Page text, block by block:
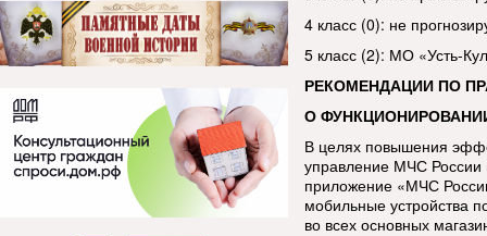
4 класс (0): не
5 класс (2): МО «Усть-
РЕКОМЕНДАЦИИ ПО
О
В целях повышения
управление МЧС России
приложение «МЧС
мобильные устройства
во всех основных